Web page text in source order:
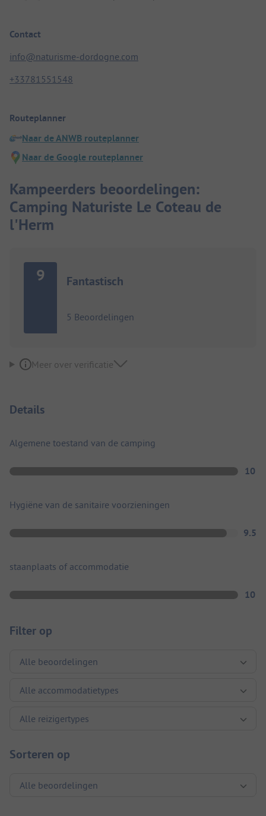
Contact
info@naturisme-dordogne.com
+33781551548
Routeplanner
Naar de ANWB routeplanner
Naar de Google routeplanner
Kampeerders beoordelingen:
Camping Naturiste Le Coteau de
l'Herm
9 Fantastisch
5 Beoordelingen
Meer over verificatie
Details
Algemene toestand van de camping
10
Hygiëne van de sanitaire voorzieningen
9.5
staanplaats of accommodatie
10
Filter op
Sorteren op